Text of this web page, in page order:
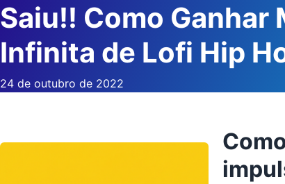
Saiu!! Como Ganhar
Infinita de Lofi Hip
24 de outubro de 2022